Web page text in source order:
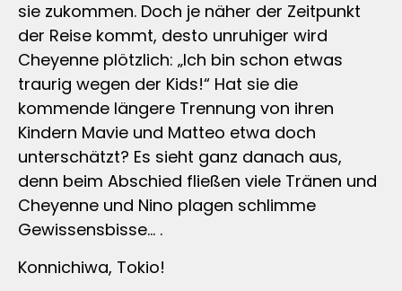
sie zukommen. Doch je näher der Zeitpunkt
der Reise kommt, desto unruhiger wird
Cheyenne plötzlich: „Ich bin schon etwas
traurig wegen der Kids!“ Hat sie die
kommende längere Trennung von ihren
Kindern Mavie und Matteo etwa doch
unterschätzt? Es sieht ganz danach aus,
denn beim Abschied fließen viele Tränen und
Cheyenne und Nino plagen schlimme
Gewissensbisse… .
Konnichiwa, Tokio!